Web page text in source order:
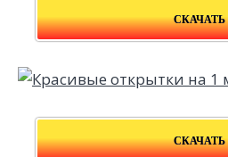
СКАЧАТЬ
СКАЧАТЬ